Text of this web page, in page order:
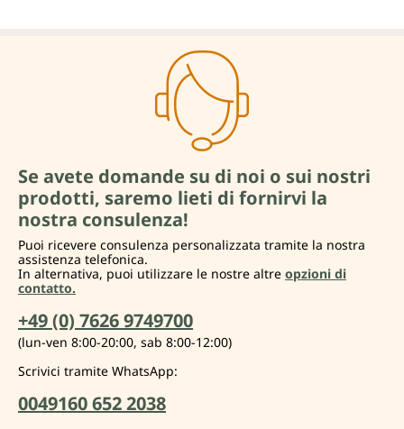
Se avete domande su di noi o sui nostri
prodotti, saremo lieti di fornirvi la
nostra consulenza!
Puoi ricevere consulenza personalizzata tramite la nostra
assistenza telefonica.
In alternativa, puoi utilizzare le nostre altre opzioni di
contatto.
+49 (0) 7626 9749700
(lun-ven 8:00-20:00, sab 8:00-12:00)
Scrivici tramite WhatsApp:
0049160 652 2038